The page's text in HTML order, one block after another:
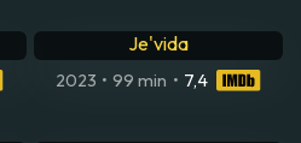
Je'vida
2023 • 99 min • 7,4